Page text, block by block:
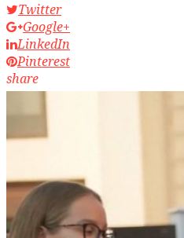
Twitter
Google+
LinkedIn
Pinterest
share